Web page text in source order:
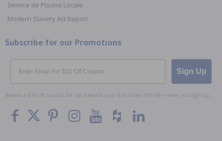
Service de Piscine Locale
Modern Slavery Act Report
Subscribe for our Promotions
Email
Sign Up
Receive a $10 off coupon for use towards your first order of $149+ when you sign up.